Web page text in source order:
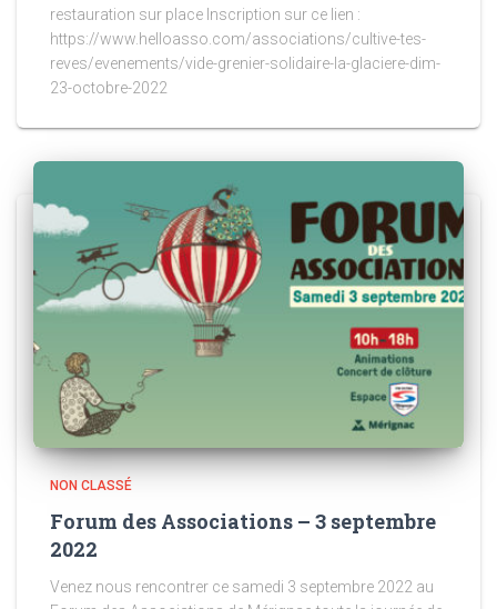
restauration sur place Inscription sur ce lien :
https://www.helloasso.com/associations/cultive-tes-
reves/evenements/vide-grenier-solidaire-la-glaciere-dim-
23-octobre-2022
NON CLASSÉ
Forum des Associations – 3 septembre
2022
Venez nous rencontrer ce samedi 3 septembre 2022 au